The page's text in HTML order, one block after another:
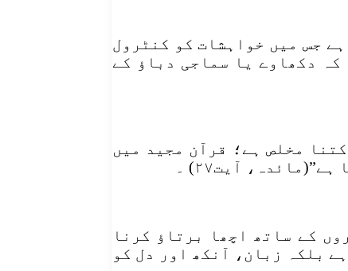
جس میں خواہشات کو کنٹرول
کہ دکھاوے یا سماجی دباؤ کے
مخلص ہے؛ قرآن مجید میں
آیت۲۷) ۔
کے ساتھ اچھا برتاؤ کرنا
بلکہ زبان، آنکھ اور دل کو